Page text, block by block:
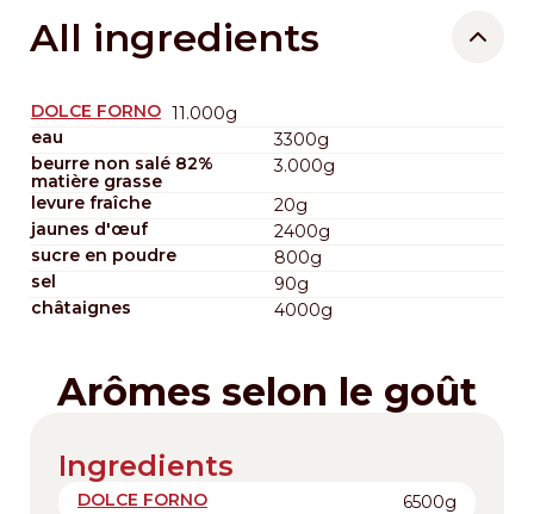
All ingredients
DOLCE FORNO 11.000g
eau
3300g
beurre non salé 82%
matière grasse
3.000g
levure fraîche
20g
jaunes d'œuf
2400g
sucre en poudre
800g
sel
90g
châtaignes
4000g
Arômes selon le goût
Ingredients
DOLCE FORNO
6500g